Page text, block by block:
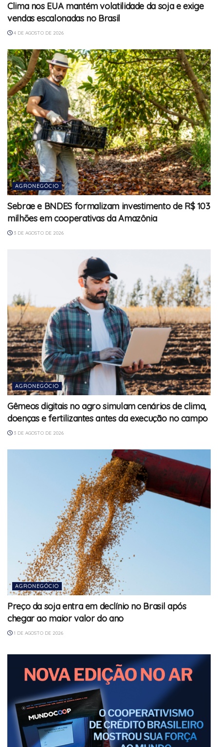
Clima nos EUA mantém volatilidade da soja e exige
vendas escalonadas no Brasil
4 DE AGOSTO DE 2026
AGRONEGÓCIO
Sebrae e BNDES formalizam investimento de R$ 103
milhões em cooperativas da Amazônia
3 DE AGOSTO DE 2026
AGRONEGÓCIO
Gêmeos digitais no agro simulam cenários de clima,
doenças e fertilizantes antes da execução no campo
3 DE AGOSTO DE 2026
AGRONEGÓCIO
Preço da soja entra em declínio no Brasil após
chegar ao maior valor do ano
1 DE AGOSTO DE 2026